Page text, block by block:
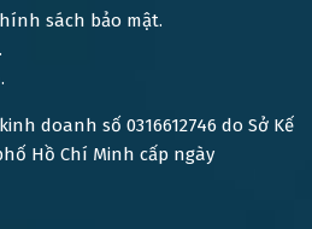
sách bảo mật.
doanh số 0316612746 do Sở Kế
Hồ Chí Minh cấp ngày